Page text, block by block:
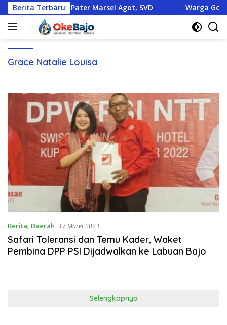
Langsung
ke
konten
Berita Terbaru
Dedikasi Pater Marsel Agot, SVD Warga
Grace Natalie Louisa
Berita, Daerah 17 Maret 2023
Safari Toleransi dan Temu Kader, Waket
Pembina DPP PSI Dijadwalkan ke Labuan Bajo
Selengkapnya